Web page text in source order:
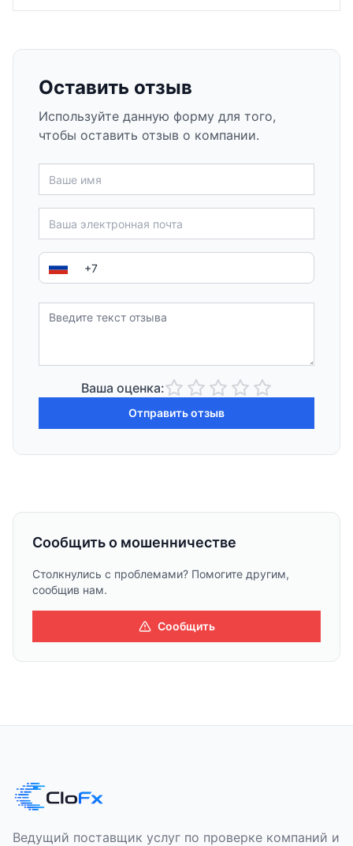
Оставить отзыв
Используйте данную форму для того,
чтобы оставить отзыв о компании.
Ваша оценка:
Отправить отзыв
Сообщить о мошенничестве
Столкнулись с проблемами? Помогите другим,
сообщив нам.
Сообщить
Ведущий поставщик услуг по проверке компаний и